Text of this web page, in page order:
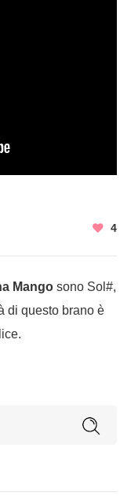
4
Mangosono Sol#,
di questo brano è